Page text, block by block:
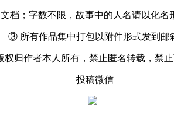
档；字数不限 ，故事中的人名请以化名
③ 所有作品集中打包以附件形式发到邮
权归作者本人所有，禁止匿名转载，禁
投稿微信